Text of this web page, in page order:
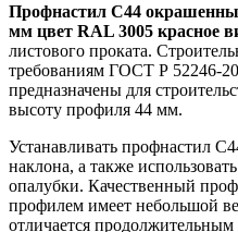
Профнастил С44
мм цвет RAL 3005 красное
листового проката.
требованиям ГОСТ Р 52246-
предназначены для
высоту профиля 44 мм.
Устанавливать профнастил
наклона, а также
опалубки. Качественный
профилем имеет небольшой
отличается